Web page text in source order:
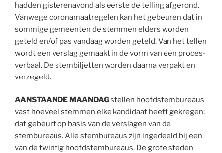
hadden gisterenavond als eerste de telling afgerond.
Vanwege coronamaatregelen kan het gebeuren dat in
sommige gemeenten de stemmen elders worden
geteld en/of pas vandaag worden geteld. Van het tellen
wordt een verslag gemaakt in de vorm van een proces-
verbaal. De stembiljetten worden daarna verpakt en
verzegeld.
AANSTAANDE MAANDAGstellen hoofdstembureaus
vast hoeveel stemmen elke kandidaat heeft gekregen;
dat gebeurt op basis van de verslagen van de
stembureaus. Alle stembureaus zijn ingedeeld bij een
van de twintig hoofdstembureaus. De grote steden